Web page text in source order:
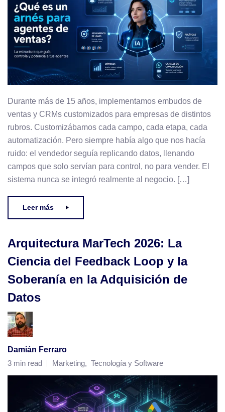
Durante más de 15 años, implementamos embudos de
ventas y CRMs customizados para empresas de distintos
rubros. Customizábamos cada campo, cada etapa, cada
automatización. Pero siempre había algo que nos hacía
ruido: el vendedor seguía replicando datos, llenando
campos que solo servían para control, no para vender. El
sistema nunca se integró realmente al negocio. […]
Leer más
Arquitectura MarTech 2026: La
Ciencia del Feedback Loop y la
Soberanía en la Adquisición de
Datos
Damián Ferraro
3 min read
Marketing, Tecnología y Software